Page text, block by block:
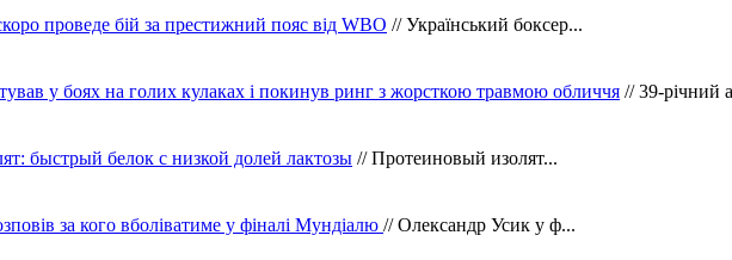
проведе бій за престижний пояс від WBO // Український боксер...
у боях на голих кулаках і покинув ринг з жорсткою травмою обличчя // 39-річний
быстрый белок с низкой долей лактозы // Протеиновый изолят...
за кого вболіватиме у фіналі Мундіалю // Олександр Усик у ф...